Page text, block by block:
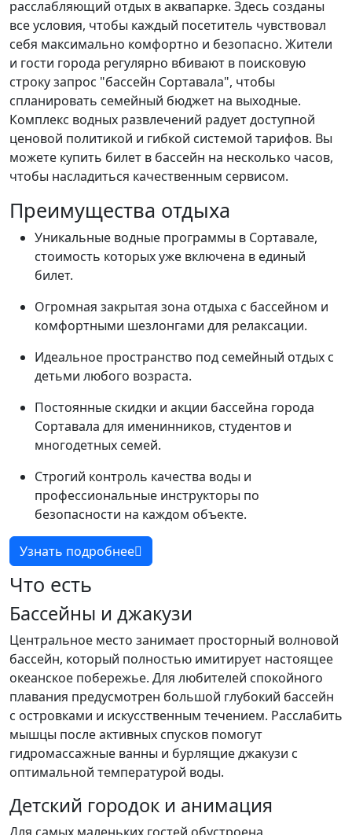
расслабляющий отдых в аквапарке. Здесь созданы
все условия, чтобы каждый посетитель чувствовал
себя максимально комфортно и безопасно. Жители
и гости города регулярно вбивают в поисковую
строку запрос "бассейн Сортавала", чтобы
спланировать семейный бюджет на выходные.
Комплекс водных развлечений радует доступной
ценовой политикой и гибкой системой тарифов. Вы
можете купить билет в бассейн на несколько часов,
чтобы насладиться качественным сервисом.
Преимущества отдыха
Уникальные водные программы в Сортавале,
стоимость которых уже включена в единый
билет.
Огромная закрытая зона отдыха с бассейном и
комфортными шезлонгами для релаксации.
Идеальное пространство под семейный отдых с
детьми любого возраста.
Постоянные скидки и акции бассейна города
Сортавала для именинников, студентов и
многодетных семей.
Строгий контроль качества воды и
профессиональные инструкторы по
безопасности на каждом объекте.
Узнать подробнее
Что есть
Бассейны и джакузи
Центральное место занимает просторный волновой
бассейн, который полностью имитирует настоящее
океанское побережье. Для любителей спокойного
плавания предусмотрен большой глубокий бассейн
с островками и искусственным течением. Расслабить
мышцы после активных спусков помогут
гидромассажные ванны и бурлящие джакузи с
оптимальной температурой воды.
Детский городок и анимация